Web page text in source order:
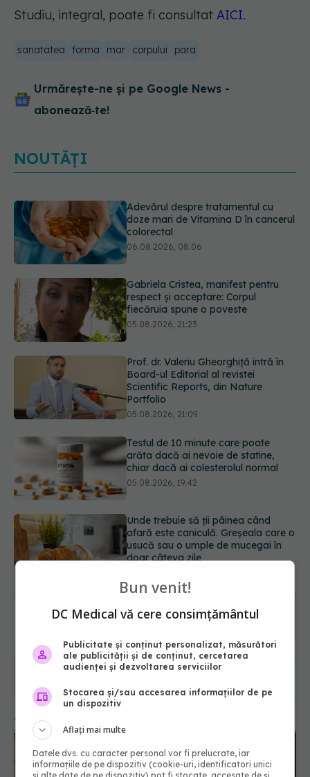
Studiu, integral, poate fi consultat AICI.
sanatatea forma mar corpului para
Urmărește-ne și pe Google News -
abonează‑te!
NOUTĂȚI
Gabriela Cristea, manifest pentru
respect și acceptare: Corpul
fiecăruia spune o poveste
05.08.2026, 21:23
Prof. dr. Valeriu Gheorghiță intră în
Board-ul Editorial al revistei
Scientific Reports, din Nature
Portfolio
Testul de 10 minute care poate
arăta dacă ai nevoie de statine,
chiar dacă ai colesterolul normal
05.08.2026, 19:42
Unde trebuie să ții pâinea când
afară este caniculă. Greșeala care o
usucă sau o umple de mucegai în
doar câteva zile
Adevărul despre tratamentul cu
doze mari de Vitamina D în cancerul
colorectal
06.08.2026, 08:06
URMĂREȘTE-NE ȘI PE:
6560
URMĂRITORI URMĂRITORI
ARTICOLE SIMILARE
Bun venit!
DC Medical vă cere consimțământul
Publicitate și conținut personalizat, măsurători
ale publicității și de conținut, cercetarea
audienței și dezvoltarea serviciilor
Stocarea și/sau accesarea informațiilor de pe
un dispozitiv
Aflați mai multe
Datele dvs. cu caracter personal vor fi prelucrate, iar
informațiile de pe dispozitiv (cookie-uri, identificatori unici